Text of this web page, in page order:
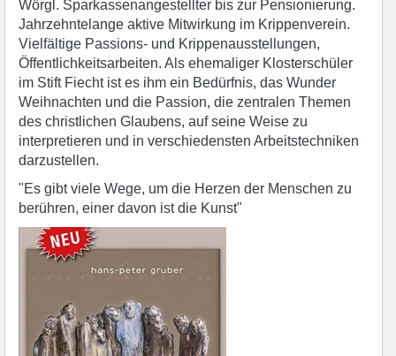
Wörgl. Sparkassenangestellter bis zur Pensionierung.
Jahrzehntelange aktive Mitwirkung im Krippenverein.
Vielfältige Passions- und Krippenausstellungen,
Öffentlichkeitsarbeiten. Als ehemaliger Klosterschüler
im Stift Fiecht ist es ihm ein Bedürfnis, das Wunder
Weihnachten und die Passion, die zentralen Themen
des christlichen Glaubens, auf seine Weise zu
interpretieren und in verschiedensten Arbeitstechniken
darzustellen.
"Es gibt viele Wege, um die Herzen der Menschen zu
berühren, einer davon ist die Kunst"